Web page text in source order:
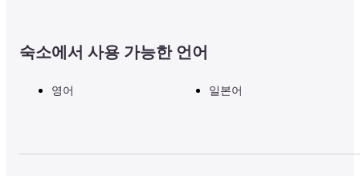
숙소에서 사용 가능한 언어
영어 일본어